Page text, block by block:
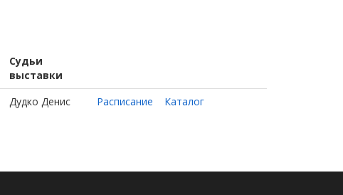
Судьи
выставки
Дудко Денис Расписание Каталог